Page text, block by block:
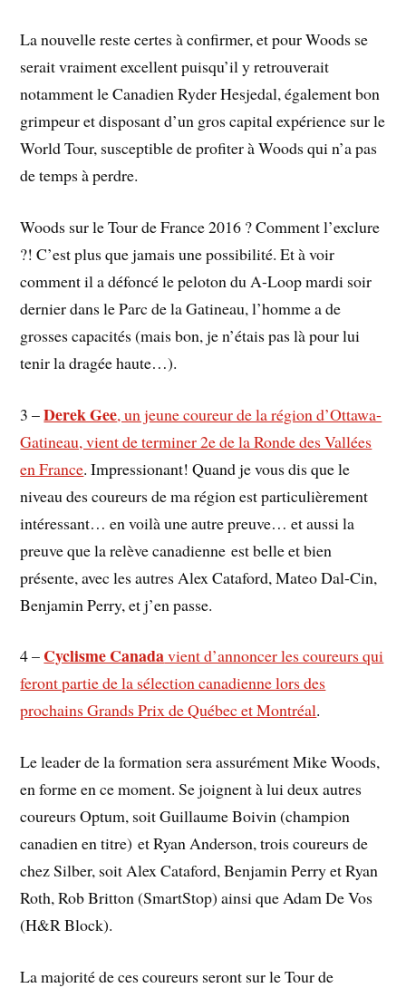
La nouvelle reste certes à confirmer, et pour Woods se
serait vraiment excellent puisqu’il y retrouverait
notamment le Canadien Ryder Hesjedal, également bon
grimpeur et disposant d’un gros capital expérience sur le
World Tour, susceptible de profiter à Woods qui n’a pas
de temps à perdre.
Woods sur le Tour de France 2016 ? Comment l’exclure
?! C’est plus que jamais une possibilité. Et à voir
comment il a défoncé le peloton du A-Loop mardi soir
dernier dans le Parc de la Gatineau, l’homme a de
grosses capacités (mais bon, je n’étais pas là pour lui
tenir la dragée haute…).
3 –Derek Gee, un jeune coureur de la région d’Ottawa-
Gatineau, vient de terminer 2e de la Ronde des Vallées
en France. Impressionant! Quand je vous dis que le
niveau des coureurs de ma région est particulièrement
intéressant… en voilà une autre preuve… et aussi la
preuve que la relève canadienne est belle et bien
présente, avec les autres Alex Cataford, Mateo Dal-Cin,
Benjamin Perry, et j’en passe.
4 – Cyclisme Canadavient d’annoncer les coureurs qui
feront partie de la sélection canadienne lors des
prochains Grands Prix de Québec et Montréal.
Le leader de la formation sera assurément Mike Woods,
en forme en ce moment. Se joignent à lui deux autres
coureurs Optum, soit Guillaume Boivin (champion
canadien en titre) et Ryan Anderson, trois coureurs de
chez Silber, soit Alex Cataford, Benjamin Perry et Ryan
Roth, Rob Britton (SmartStop) ainsi que Adam De Vos
(H&R Block).
La majorité de ces coureurs seront sur le Tour de